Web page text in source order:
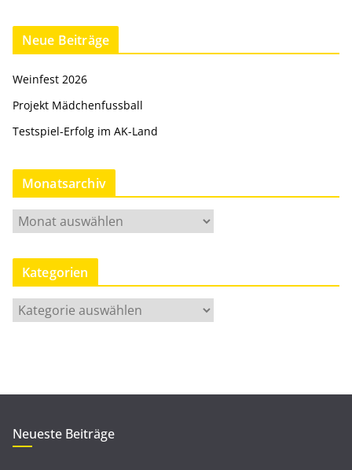
Neue Beiträge
Weinfest 2026
Projekt Mädchenfussball
Testspiel-Erfolg im AK-Land
Monatsarchiv
M
n
t
h
v
Kategorien
r
i
Neueste Beiträge